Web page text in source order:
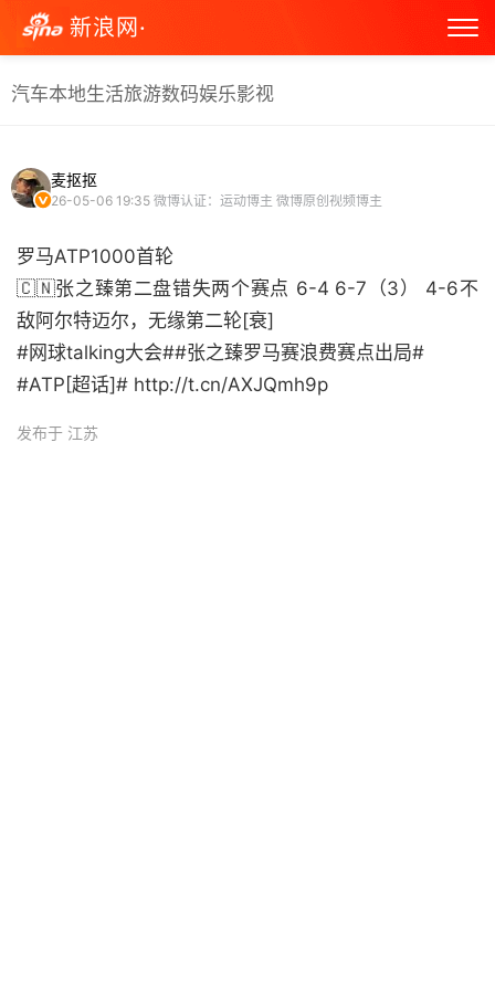
新浪网·
汽车本地生活旅游数码娱乐影视
麦抠抠
26-05-06 19:35 微博认证：运动博主 微博原创视频博主
罗马ATP1000首轮
🇨🇳张之臻第二盘错失两个赛点 6-4 6-7（3） 4-6不
敌阿尔特迈尔，无缘第二轮[衰]
#网球talking大会##张之臻罗马赛浪费赛点出局#
#ATP[超话]# http://t.cn/AXJQmh9p ​
发布于 江苏